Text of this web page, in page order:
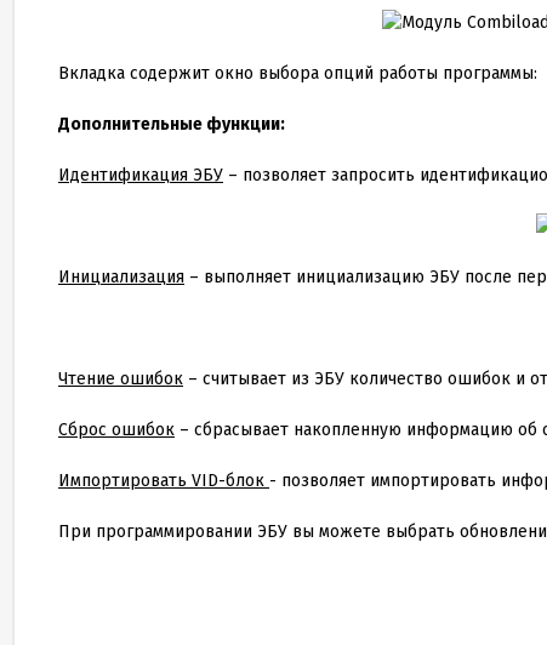
Вкладка содержит окно выбора опций работы программы:
Дополнительные функции:
Идентификация ЭБУ – позволяет запросить
Инициализация – выполняет инициализацию ЭБУ после
Чтение ошибок – считывает из ЭБУ количество ошибок и
Сброс ошибок – сбрасывает накопленную информацию об
Импортировать VID-блок - позволяет импортировать
При программировании ЭБУ вы можете выбрать